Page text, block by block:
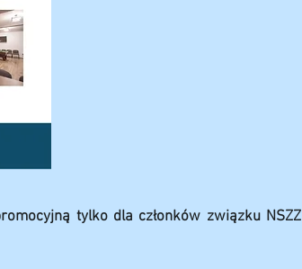
tylko dla członków związku NSZZ